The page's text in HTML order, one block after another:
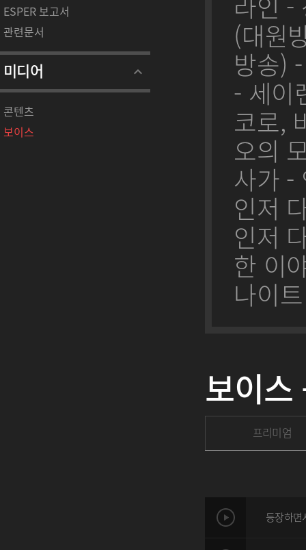
ESPER 보고서
관련문서
미디어
콘텐츠
보이스
(대원
방송)
- 세이
코로,
오의
사가 -
인저
인저
한 이
나이
보이스
프리미엄
등장하면